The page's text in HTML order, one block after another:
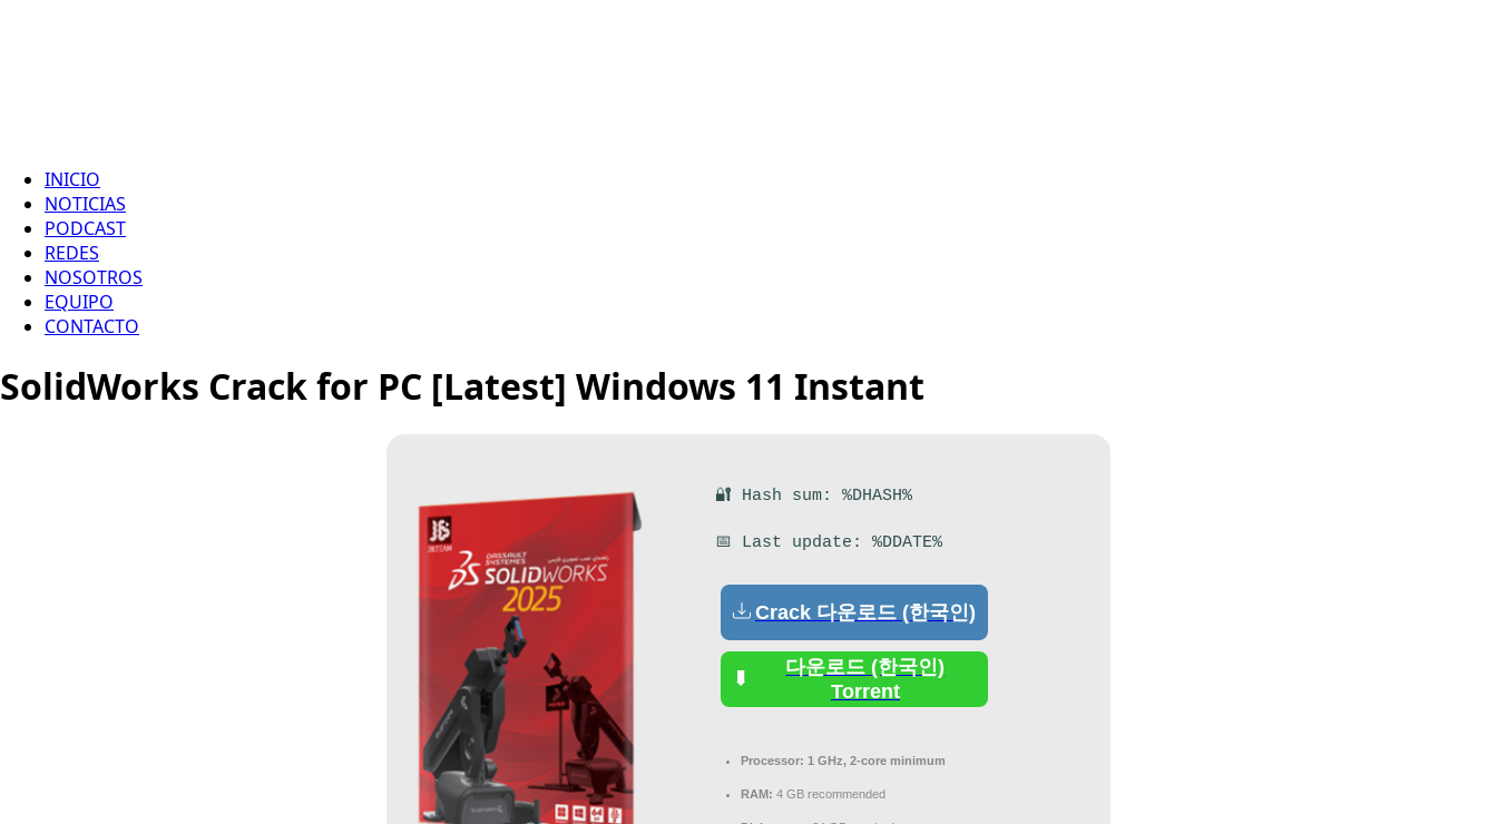
INICIO
NOTICIAS
PODCAST
REDES
NOSOTROS
EQUIPO
CONTACTO
SolidWorks Crack for PC [Latest] Windows 11 Instant
🔐 Hash sum: %DHASH%
📅 Last update: %DDATE%
Crack 다운로드 (한국인)
다운로드 (한국인)
Torrent
Processor: 1 GHz, 2-core minimum
RAM: 4 GB recommended